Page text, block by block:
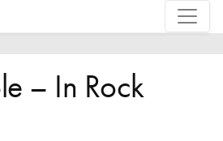
– In Rock